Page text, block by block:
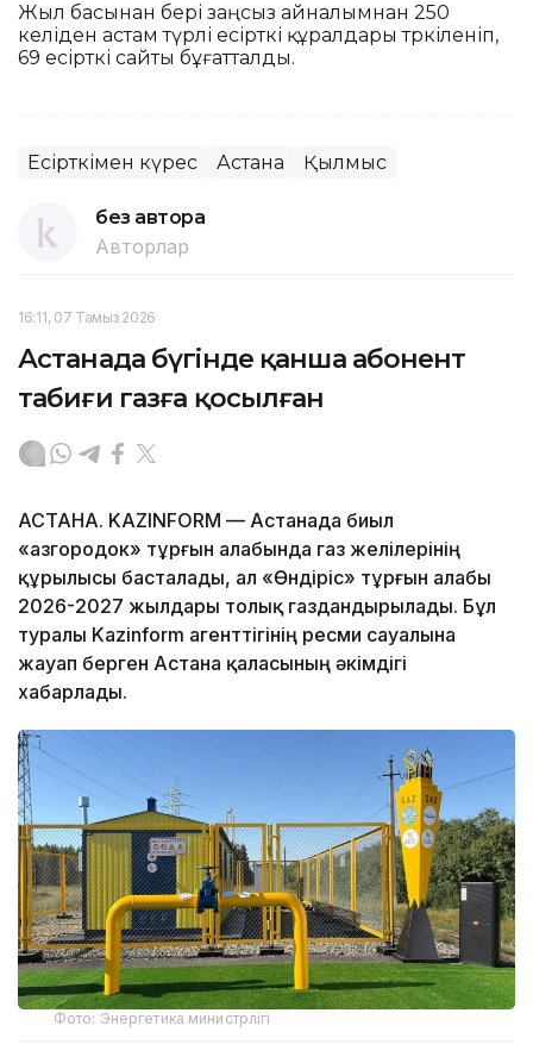
Жыл басынан бері заңсыз айналымнан 250
келіден астам түрлі есірткі құралдары тәркіленіп,
69 есірткі сайты бұғатталды.
Есірткімен күрес Астана Қылмыс
без автора
Авторлар
16:11, 07 Тамыз 2026
Астанада бүгінде қанша абонент
табиғи газға қосылған
АСТАНА. KAZINFORM — Астанада биыл
«Қазгородок» тұрғын алабында газ желілерінің
құрылысы басталады, ал «Өндіріс» тұрғын алабы
2026-2027 жылдары толық газдандырылады. Бұл
туралы Kazinform агенттігінің ресми сауалына
жауап берген Астана қаласының әкімдігі
хабарлады.
Фото: Энергетика министрлігі